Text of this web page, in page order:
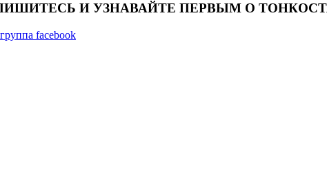
И УЗНАВАЙТЕ ПЕРВЫМ О
группа facebook